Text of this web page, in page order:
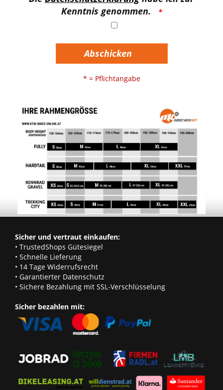
Kenntnis genommen.
Abschicken
* = Pflichtangabe
Sicher und vertraut einkaufen:
• TrustedShops Gütesiegel
• Schnelle Lieferung
• 14 Tage Widerrufsrecht
• Garantierter Datenschutz
• Sichere Bezahlung mit SSL-Verschlüsselung
Sicher bezahlen mit: